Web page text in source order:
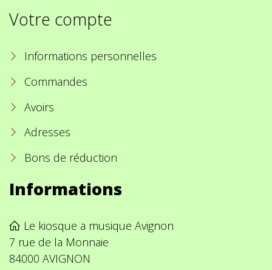
Votre compte
Informations personnelles
Commandes
Avoirs
Adresses
Bons de réduction
Informations
Le kiosque a musique Avignon
7 rue de la Monnaie
84000 AVIGNON